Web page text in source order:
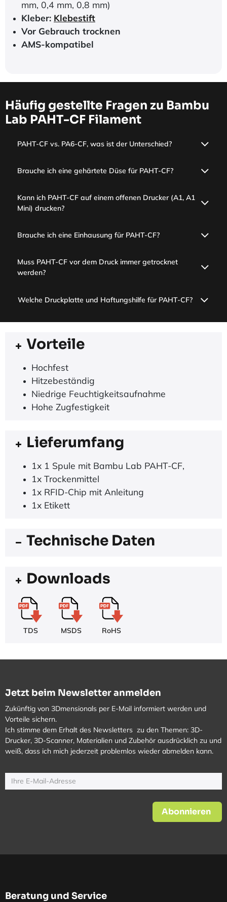
mm, 0,4 mm, 0,8 mm)
Kleber: Klebestift
Vor Gebrauch trocknen
AMS-kompatibel
Häufig gestellte Fragen zu Bambu
Lab PAHT-CF Filament
PAHT-CF vs. PA6-CF, was ist der Unterschied?
Brauche ich eine gehärtete Düse für PAHT-CF?
Kann ich PAHT-CF auf einem offenen Drucker (A1, A1
Mini) drucken?
Brauche ich eine Einhausung für PAHT-CF?
Muss PAHT-CF vor dem Druck immer getrocknet
werden?
Welche Druckplatte und Haftungshilfe für PAHT-CF?
Vorteile
Hochfest
Hitzebeständig
Niedrige Feuchtigkeitsaufnahme
Hohe Zugfestigkeit
Lieferumfang
1x 1 Spule mit Bambu Lab PAHT-CF,
1x Trockenmittel
1x RFID-Chip mit Anleitung
1x Etikett
Technische Daten
Downloads
TDS MSDS RoHS
Jetzt beim Newsletter anmelden
Zukünftig von 3Dmensionals per E-Mail informiert werden und
Vorteile sichern.
Ich stimme dem Erhalt des Newsletters zu den Themen: 3D-
Drucker, 3D-Scanner, Materialien und Zubehör ausdrücklich zu und
weiß, dass ich mich jederzeit problemlos wieder abmelden kann.
Abonnieren
Beratung und Service